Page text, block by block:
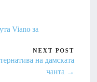
Viano за
NEXT POST
на дамската
чанта →